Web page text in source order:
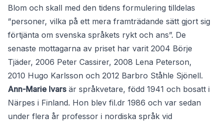
Blom och skall med den tidens formulering tilldelas
”personer, vilka på ett mera framträdande sätt gjort sig
förtjänta om svenska språkets rykt och ans”. De
senaste mottagarna av priset har varit 2004 Börje
Tjäder, 2006 Peter Cassirer, 2008 Lena Peterson,
2010 Hugo Karlsson och 2012 Barbro Ståhle Sjönell.
Ann-Marie Ivarsär språkvetare, född 1941 och bosatt i
Närpes i Finland. Hon blev fil.dr 1986 och var sedan
under flera år professor i nordiska språk vid